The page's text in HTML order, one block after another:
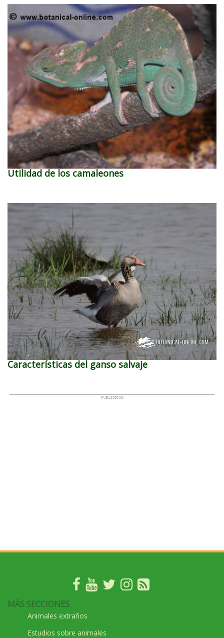
Utilidad de los camaleones
Características del ganso salvaje
MÁS SECCIONES
Animales extraños
Estudios sobre animales